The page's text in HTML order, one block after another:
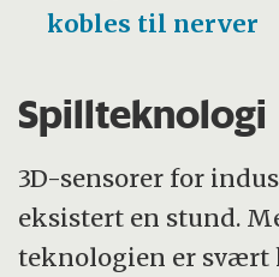
kobles til nerver
Spillteknologi
3D-sensorer for
eksistert en stund.
teknologien er svært